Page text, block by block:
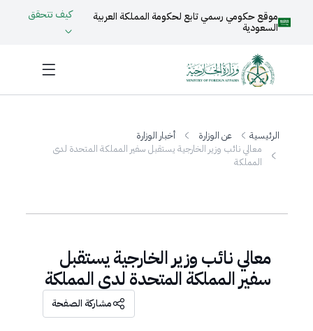
موقع حكومي رسمي تابع لحكومة المملكة العربية
السعودية
كيف تتحقق
الرئيسية عن الوزارة
أخبار الوزارة
معالي نائب وزير الخارجية يستقبل سفير المملكة المتحدة لدى
المملكة
معالي نائب وزير الخارجية يستقبل
سفير المملكة المتحدة لدى المملكة
مشاركة الصفحة